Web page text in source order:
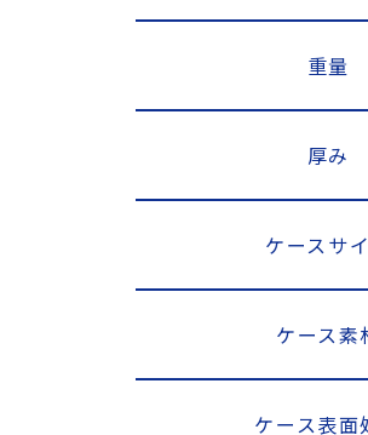
重量
厚み
ケースサ
ケース素
ケース表面